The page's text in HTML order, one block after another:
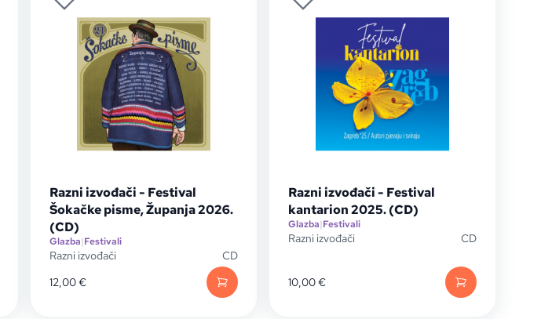
Razni izvođači - Festival
Šokačke pisme, Županja 2026.
(CD)
Glazba|Festivali
Razni izvođači
CD
12,00€
Razni izvođači - Festival
kantarion 2025. (CD)
Glazba|Festivali
Razni izvođači CD
10,00€